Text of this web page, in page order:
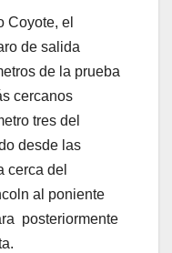
Coyote, el
de salida
de la prueba
cercanos
tres del
desde las
cerca del
al poniente
posteriormente